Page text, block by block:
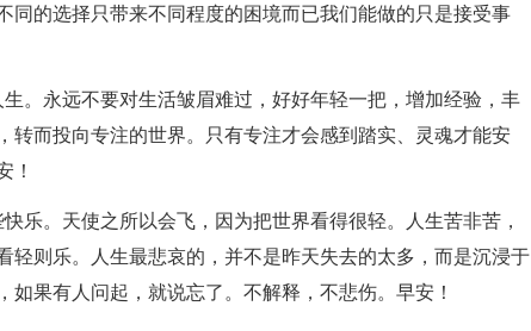
同的选择只带来不同程度的困境而已我们能做的只是接受事
。永远不要对生活皱眉难过，好好年轻一把，增加经验，丰
转而投向专注的世界。只有专注才会感到踏实、灵魂才能安
！
乐。天使之所以会飞，因为把世界看得很轻。人生苦非苦，
轻则乐。人生最悲哀的，并不是昨天失去的太多，而是沉浸于
果有人问起，就说忘了。不解释，不悲伤。早安！